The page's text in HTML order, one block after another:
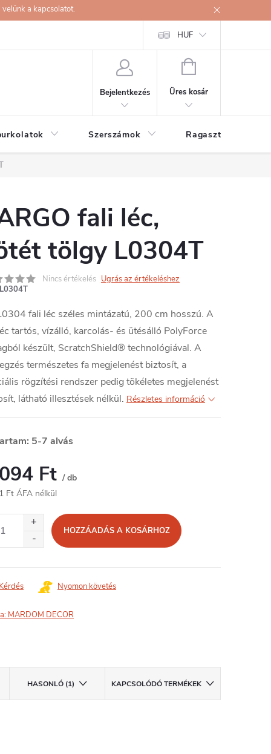
a kapcsolatot.
HUF
Bejelentkezés
KOSÁR
Üres kosár
Szerszámok Ragasztók
fali léc,
tölgy L0304T
Nincs értékelés Ugrás az értékeléshez
L0304T
fali léc széles mintázatú, 200 cm hosszú. A
tartós, vízálló, karcolás- és ütésálló PolyForce
készült, ScratchShield® technológiával. A
természetes fa megjelenést biztosít, a
rögzítési rendszer pedig tökéletes megjelenést
látható illesztések nélkül. Részletes információ
5-7 alvás
Ft / db
Ft ÁFA nélkül
HOZZÁADÁS A KOSÁRHOZ
Kérdés Nyomon követés
MARDOM DECOR
HASONLÓ (1) KAPCSOLÓDÓ TERMÉKEK